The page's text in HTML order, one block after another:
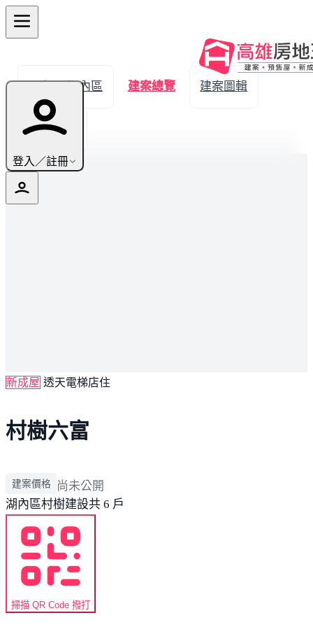
登入／註冊
← 返回湖內區 建案總覽 建案圖輯
生活機能
新成屋 透天電梯店住
村樹六富
建案價格
尚未公開
湖內區村樹建設共 6 戶
掃描 QR Code 撥打